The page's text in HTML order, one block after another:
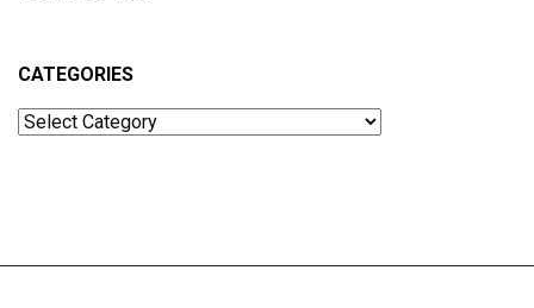
CATEGORIES
Categories